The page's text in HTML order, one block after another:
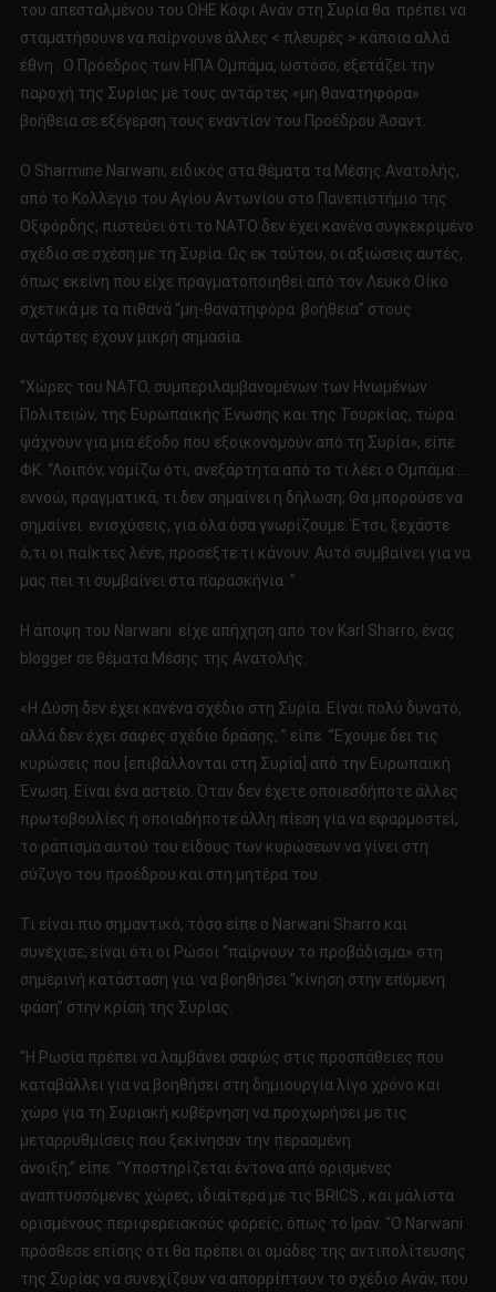
του απεσταλμένου του ΟΗΕ Κόφι Ανάν στη Συρία θα πρέπει να
σταματήσουνε να παίρνουνε άλλες < πλευρές > κάποια αλλά
έθνη . Ο Πρόεδρος των ΗΠΑ Ομπάμα, ωστόσο, εξετάζει την
παροχή της Συρίας με τους αντάρτες «μη θανατηφόρα»
βοήθεια σε εξέγερση τους εναντίον του Προέδρου Άσαντ.
Ο Sharmine Narwani, ειδικός στα θέματα τα Μέσης Ανατολής,
από το Κολλέγιο του Αγίου Αντωνίου στο Πανεπιστήμιο της
Οξφόρδης, πιστεύει ότι το ΝΑΤΟ δεν έχει κανένα συγκεκριμένο
σχέδιο σε σχέση με τη Συρία. Ως εκ τούτου, οι αξιώσεις αυτές,
όπως εκείνη που είχε πραγματοποιηθεί από τον Λευκό Οίκο
σχετικά με τα πιθανά “μη-θανατηφόρα βοήθεια” στους
αντάρτες έχουν μικρή σημασία.
“Χώρες του ΝΑΤΟ, συμπεριλαμβανομένων των Ηνωμένων
Πολιτειών, της Ευρωπαϊκής Ένωσης και της Τουρκίας, τώρα
ψάχνουν για μια έξοδο που εξοικονομούν από τη Συρία», είπε
ΦΚ. “Λοιπόν, νομίζω ότι, ανεξάρτητα από το τι λέει ο Ομπάμα …
εννοώ, πραγματικά, τι δεν σημαίνει η δήλωση; Θα μπορούσε να
σημαίνει ενισχύσεις, για όλα όσα γνωρίζουμε. Έτσι, ξεχάστε
ό,τι οι παίκτες λένε, προσέξτε τι κάνουν. Αυτό συμβαίνει για να
μας πει τι συμβαίνει στα παρασκήνια. ”
Η άποψη του Narwani είχε απήχηση από τον Karl Sharro, ένας
blogger σε θέματα Μέσης της Ανατολής.
«Η Δύση δεν έχει κανένα σχέδιο στη Συρία. Είναι πολύ δυνατό,
αλλά δεν έχει σαφές σχέδιο δράσης, ” είπε. “Έχουμε δει τις
κυρώσεις που [επιβάλλονται στη Συρία] από την Ευρωπαϊκή
Ένωση. Είναι ένα αστείο. Όταν δεν έχετε οποιεσδήποτε άλλες
πρωτοβουλίες ή οποιαδήποτε άλλη πίεση για να εφαρμοστεί,
το ράπισμα αυτού του είδους των κυρώσεων να γίνει στη
σύζυγο του προέδρου και στη μητέρα του.
Τι είναι πιο σημαντικό, τόσο είπε ο Narwani Sharro και
συνέχισε, είναι ότι οι Ρώσοι “παίρνουν το προβάδισμα» στη
σημερινή κατάσταση για να βοηθήσει “κίνηση στην επόμενη
φάση” στην κρίση της Συρίας.
“Η Ρωσία πρέπει να λαμβάνει σαφώς στις προσπάθειες που
καταβάλλει για να βοηθήσει στη δημιουργία λίγο χρόνο και
χώρο για τη Συριακή κυβέρνηση να προχωρήσει με τις
μεταρρυθμίσεις που ξεκίνησαν την περασμένη
άνοιξη,” είπε. “Υποστηρίζεται έντονα από ορισμένες
αναπτυσσόμενες χώρες, ιδιαίτερα με τις BRICS , και μάλιστα
ορισμένους περιφερειακούς φορείς, όπως το Ιράν. “Ο Narwani
πρόσθεσε επίσης ότι θα πρέπει οι ομάδες της αντιπολίτευσης
της Συρίας να συνεχίζουν να απορρίπτουν το σχέδιο Ανάν, που